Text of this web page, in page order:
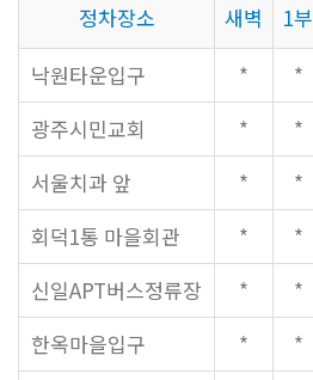
분당,도촌동
동판교,야탑
오시는 길
말씀과 찬양
주일설교
Hiel Worship
정차장소 새벽 1부
낙원타운입구
* *
광주시민교회
* *
서울치과 앞
* *
회덕1통 마을회관
* *
신일APT버스정류장
* *
한옥마을입구
* *